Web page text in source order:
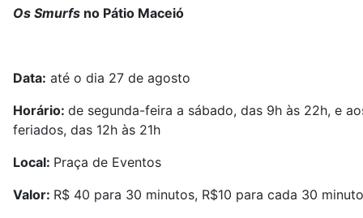
Os Smurfs no Pátio Maceió
Data: até o dia 27 de agosto
Horário: de segunda-feira a sábado, das 9h às 22h, e
feriados, das 12h às 21h
Local: Praça de Eventos
Valor: R$ 40 para 30 minutos, R$10 para cada 30